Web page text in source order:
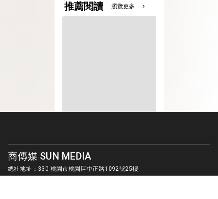
推薦閱讀 瀏覽更多 chevron_right
商傳媒 SUN MEDIA
總社地址：330 桃園市桃園區中正路1092號25樓